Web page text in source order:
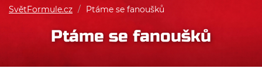
SvětFormule.cz / Ptáme se fanoušků
Ptáme se fanoušků